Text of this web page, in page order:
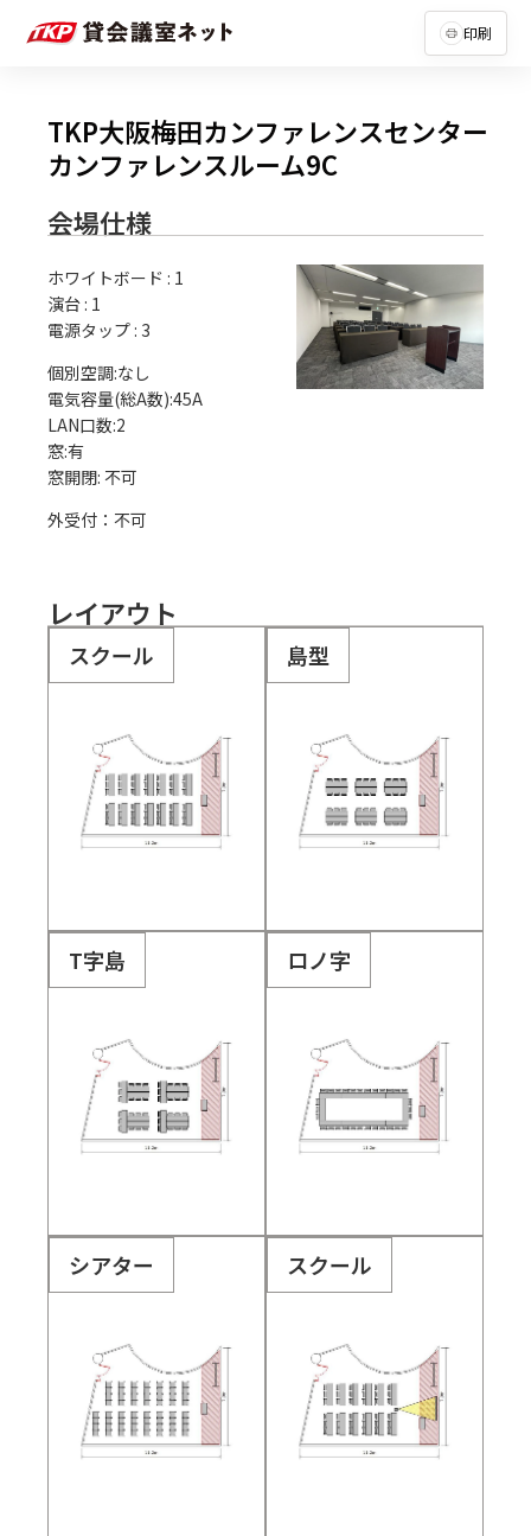
印刷
TKP大阪梅田カンファレンスセンター
カンファレンスルーム9C
会場仕様
ホワイトボード : 1
演台 : 1
電源タップ : 3
個別空調:なし
電気容量(総A数):45A
LAN口数:2
窓:有
外受付：不可
レイアウト
スクール 島型
T字島 ロノ字
シアター スクール